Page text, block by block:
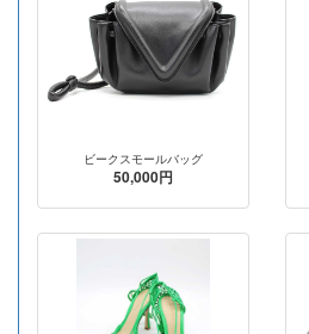
ビークスモールバッグ
50,000円